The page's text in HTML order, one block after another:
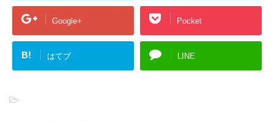
Google+ Pocket
B! はてブ LINE
-